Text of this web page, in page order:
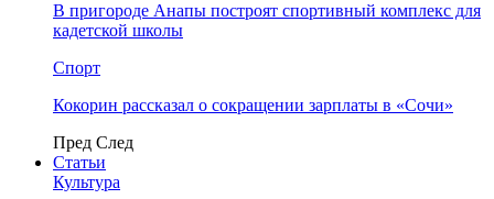
В пригороде Анапы построят спортивный комплекс для
кадетской школы
Спорт
Кокорин рассказал о сокращении зарплаты в «Сочи»
Пред След
Статьи
Культура